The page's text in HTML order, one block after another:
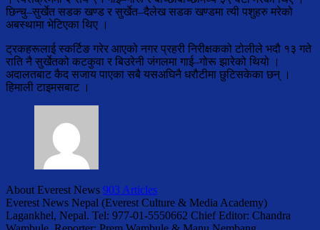
छिन्चु–सुर्खेत सडक खण्ड र सुर्खेत–दैलेख सडक खण्डमा त्यी पशुहरु मरेको
अबस्थामा भेटिएका थिए ।
ट्रकहरूलाई स्कर्टिङ गरेर आएको नगर प्रहरी निरीक्षकको टोलीले भदौ १३ गते
राति नै सुर्खेतको कटकुवा र बिउरेनी जंगलमा गाई–गोरू झारेको थियो ।
अदालतबाट कैद सजाय पाएका सबै यसअघिनै धरौटीमा छुटिसकेका छन् ।
हिमाली टाइमसबाट ।
About Everest News 903 Articles
Everest News Nepal (Everest Culture & Media Academy)
Lagankhel, Nepal. Tel: 977-01-5550662 Chief Editor: Chandra